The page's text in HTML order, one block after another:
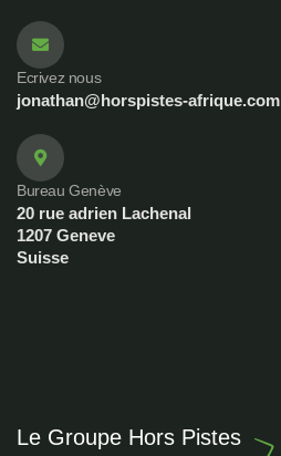
Ecrivez nous
jonathan@horspistes-afrique.com
Bureau Genève
20 rue adrien Lachenal
1207 Geneve
Suisse
Le Groupe Hors Pistes